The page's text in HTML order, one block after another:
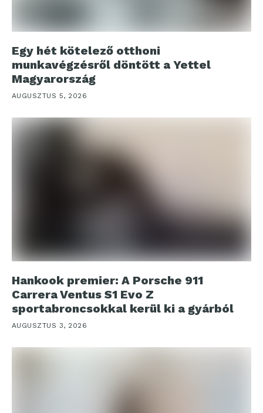
Egy hét kötelező otthoni
munkavégzésről döntött a Yettel
Magyarország
AUGUSZTUS 5, 2026
Hankook premier: A Porsche 911
Carrera Ventus S1 Evo Z
sportabroncsokkal kerül ki a gyárból
AUGUSZTUS 3, 2026